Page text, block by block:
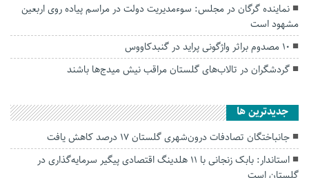
نماینده گرگان در مجلس: سوءمدیریت دولت در مراسم پیاده روی اربعین
مشهود است
۱۰ مصدوم براثر واژگونی پراید در گنبدکاووس
گردشگران در تالاب‌های گلستان مراقب نیش میدج‌ها باشند
جديدترين ها
جانباختگان تصادفات درون‌شهری گلستان ۱۷ درصد کاهش یافت
استاندار: بابک زنجانی با ۱۱ هلدینگ اقتصادی پیگیر سرمایه‌گذاری در